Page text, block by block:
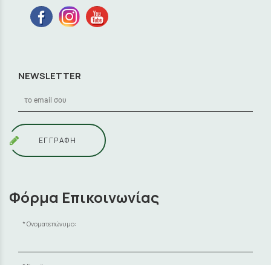
NEWSLETTER
ΕΓΓΡΑΦΗ
Φόρμα Επικοινωνίας
Ονοματεπώνυμο: